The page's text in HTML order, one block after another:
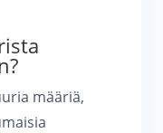
määriä,